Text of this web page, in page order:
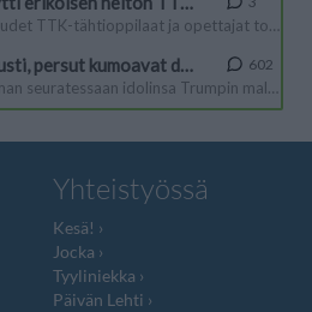
Yhteistyössä
Kesä!
Jocka
Tyyliniekka
Päivän Lehti